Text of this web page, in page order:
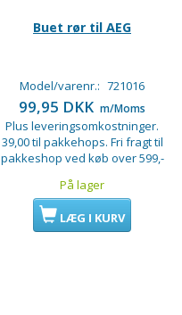
Buet rør til AEG
Model/varenr.: 721016
99,95 DKK m/Moms
Plus leveringsomkostninger.
39,00 til pakkehops. Fri fragt til
pakkeshop ved køb over 599,-
På lager
LÆG I KURV